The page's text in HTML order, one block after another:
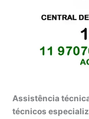
Assistência
técnicos